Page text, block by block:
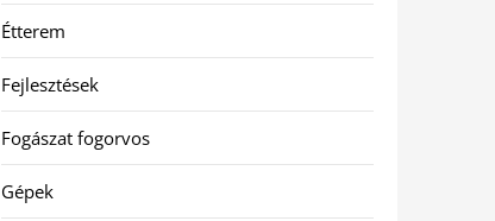
Étterem
Fejlesztések
Fogászat fogorvos
Gépek